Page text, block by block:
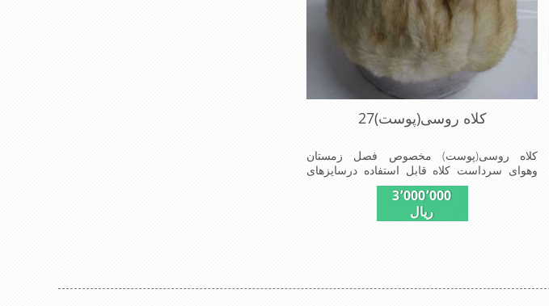
کلاه روسی(پوست)27
کلاه روسی(پوست) مخصوص فصل زمستان
وهوای سرداست کلاه قابل استفاده درسایزهای
58-59می باشد(فری سایز)وجنس این کلاه
ازپوست طبیی(خَز) تهیه شده است وآستری آن
ازجنس ساتن است این کلاه بسیار شیک وزیبا می
3٬000٬000
ریال